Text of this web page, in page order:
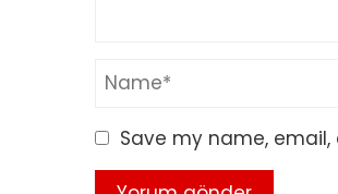
Save my name,